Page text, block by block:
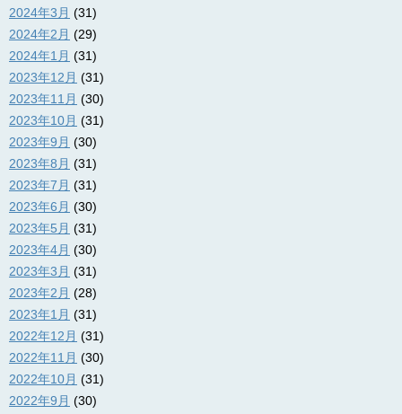
2024年3月 (31)
2024年2月 (29)
2024年1月 (31)
2023年12月 (31)
2023年11月 (30)
2023年10月 (31)
2023年9月 (30)
2023年8月 (31)
2023年7月 (31)
2023年6月 (30)
2023年5月 (31)
2023年4月 (30)
2023年3月 (31)
2023年2月 (28)
2023年1月 (31)
2022年12月 (31)
2022年11月 (30)
2022年10月 (31)
2022年9月 (30)